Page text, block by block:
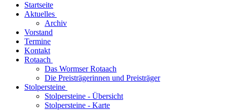
Startseite
Aktuelles
Archiv
Vorstand
Termine
Kontakt
Rotaach
Das Wormser Rotaach
Die Preisträgerinnen und Preisträger
Stolpersteine
Stolpersteine - Übersicht
Stolpersteine - Karte